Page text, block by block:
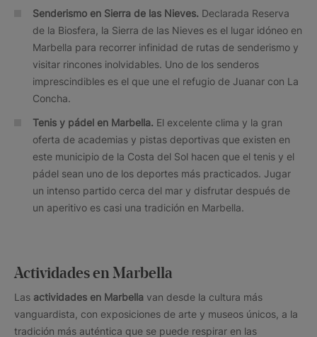
Senderismo en Sierra de las Nieves. Declarada Reserva
de la Biosfera, la Sierra de las Nieves es el lugar idóneo en
Marbella para recorrer infinidad de rutas de senderismo y
visitar rincones inolvidables. Uno de los senderos
imprescindibles es el que une el refugio de Juanar con La
Concha.
Tenis y pádel en Marbella. El excelente clima y la gran
oferta de academias y pistas deportivas que existen en
este municipio de la Costa del Sol hacen que el tenis y el
pádel sean uno de los deportes más practicados. Jugar
un intenso partido cerca del mar y disfrutar después de
un aperitivo es casi una tradición en Marbella.
Actividades en Marbella
Las actividades en Marbella van desde la cultura más
vanguardista, con exposiciones de arte y museos únicos, a la
tradición más auténtica que se puede respirar en las